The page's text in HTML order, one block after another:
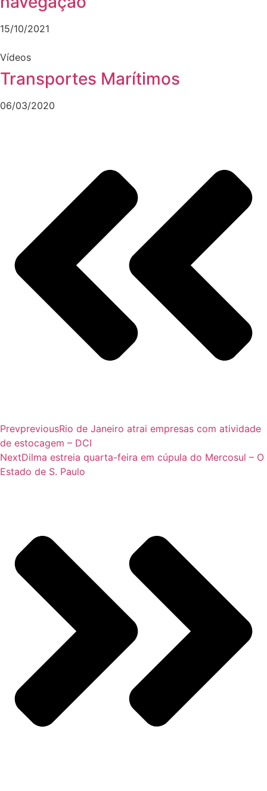
15/10/2021
Vídeos
Transportes Marítimos
06/03/2020
PrevpreviousRio de Janeiro atrai empresas com atividade
de estocagem – DCI
NextDilma estreia quarta-feira em cúpula do Mercosul – O
Estado de S. Paulo